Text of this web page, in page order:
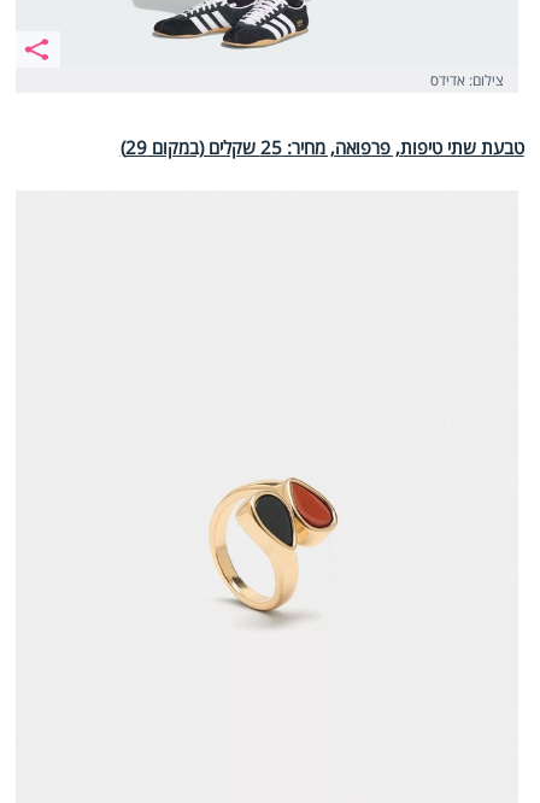
צילום: אדידס
טבעת שתי טיפות, פרפואה, מחיר: 25 שקלים (במקום 29)